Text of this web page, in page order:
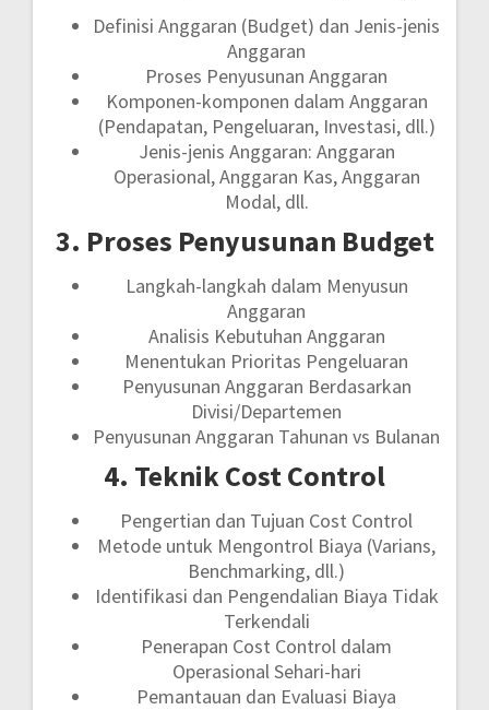
Definisi Anggaran (Budget) dan Jenis-jenis
Anggaran
Proses Penyusunan Anggaran
Komponen-komponen dalam Anggaran
(Pendapatan, Pengeluaran, Investasi, dll.)
Jenis-jenis Anggaran: Anggaran
Operasional, Anggaran Kas, Anggaran
Modal, dll.
3. Proses Penyusunan Budget
Langkah-langkah dalam Menyusun
Anggaran
Analisis Kebutuhan Anggaran
Menentukan Prioritas Pengeluaran
Penyusunan Anggaran Berdasarkan
Divisi/Departemen
Penyusunan Anggaran Tahunan vs Bulanan
4. Teknik Cost Control
Pengertian dan Tujuan Cost Control
Metode untuk Mengontrol Biaya (Varians,
Benchmarking, dll.)
Identifikasi dan Pengendalian Biaya Tidak
Terkendali
Penerapan Cost Control dalam
Operasional Sehari-hari
Pemantauan dan Evaluasi Biaya